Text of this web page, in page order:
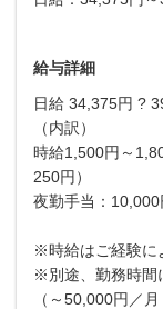
給与詳細
日給 34,375円 ?
（内訳）
時給1,500円～
250円）
夜勤手当：10,000
※時給はご経験に
※別途、勤務時間
（～50,000円／